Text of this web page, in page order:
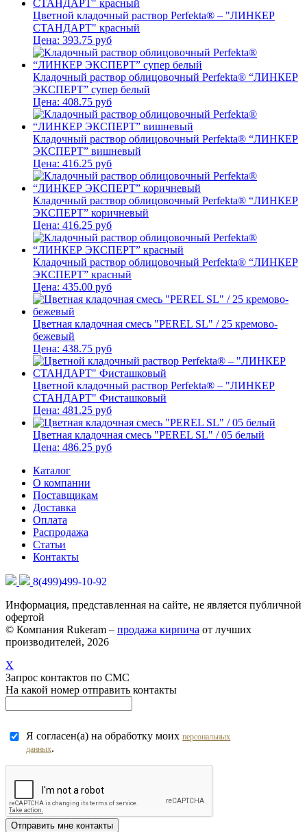
Цветной кладочный раствор Perfekta® – "ЛИНКЕР
СТАНДАРТ" красный
Цена: 393.75 руб
Кладочный раствор облицовочный Perfekta® “ЛИНКЕР
ЭКСПЕРТ” супер белый
Цена: 408.75 руб
Кладочный раствор облицовочный Perfekta® “ЛИНКЕР
ЭКСПЕРТ” вишневый
Цена: 416.25 руб
Кладочный раствор облицовочный Perfekta® “ЛИНКЕР
ЭКСПЕРТ” коричневый
Цена: 416.25 руб
Кладочный раствор облицовочный Perfekta® “ЛИНКЕР
ЭКСПЕРТ” красный
Цена: 435.00 руб
Цветная кладочная смесь "PEREL SL" / 25 кремово-
бежевый
Цена: 438.75 руб
Цветной кладочный раствор Perfekta® – "ЛИНКЕР
СТАНДАРТ" Фисташковый
Цена: 481.25 руб
Цветная кладочная смесь "PEREL SL" / 05 белый
Цена: 486.25 руб
Каталог
О компании
Поставщикам
Доставка
Оплата
Распродажа
Статьи
Контакты
8(499)499-10-92
Информация, представленная на сайте, не является публичной
офертой
© Компания Rukeram – продажа кирпича от лучших
производителей, 2026
X
Запрос контактов по СМС
На какой номер отправить контакты
Я согласен(а) на обработку моихперсональных
данных.
Отправить мне контакты